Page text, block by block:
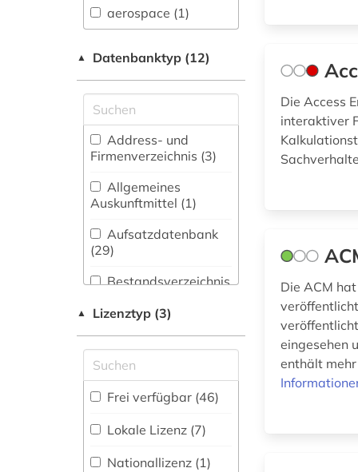
Amerikanistik (6)
Vermessungswesen
(82)
Biologie,
Biotechnologie (82)
Buch- und
Bibliothekswesen,
Informationswissenschaft
(5)
Chemie und
Elektrotechnik,
Elektronik,
Nachrichtentechnik
(218)
Energietechnik (69)
Ethnologie (7)
aerospace (1)
angewandte
wissenschaften (1)
anlagenbau (1)
anlagentechnik (1)
anwendungsbeispiele
(1)
arbeit (1)
artificial life (1)
astronomie (1)
instrumente (1)
atomkraft (1)
▲ Datenbanktyp (12)
Address- und
Firmenverzeichnis (3)
Allgemeines
Auskunftmittel (1)
Aufsatzdatenbank
(29)
Bestandsverzeichnis
(50)
Faktendatenbank
(33)
▲ Lizenztyp (3)
Frei verfügbar (46)
Lokale Lizenz (7)
Nationallizenz (1)
Die Access
interaktiver
Die ACM
eingesehen
enthält